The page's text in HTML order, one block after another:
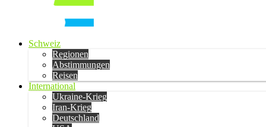
Schweiz
Regionen
Abstimmungen
Reisen
International
Ukraine-Krieg
Iran-Krieg
Deutschland